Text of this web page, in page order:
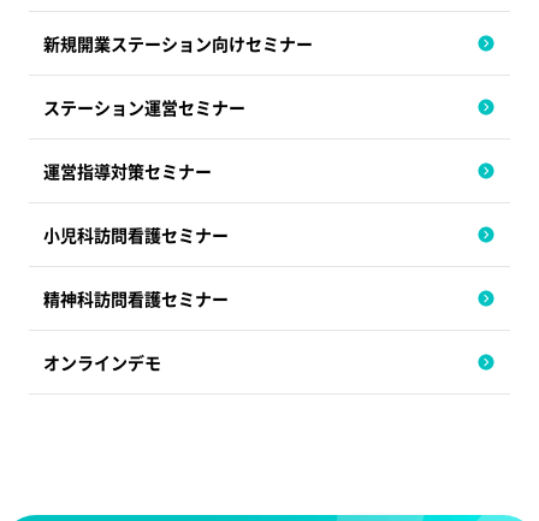
新規開業ステーション向けセミナー
ステーション運営セミナー
運営指導対策セミナー
小児科訪問看護セミナー
精神科訪問看護セミナー
オンラインデモ